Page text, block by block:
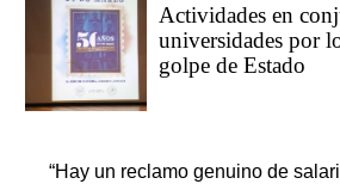
Actividades en
universidades por
golpe de Estado
“Hay un reclamo genuino de